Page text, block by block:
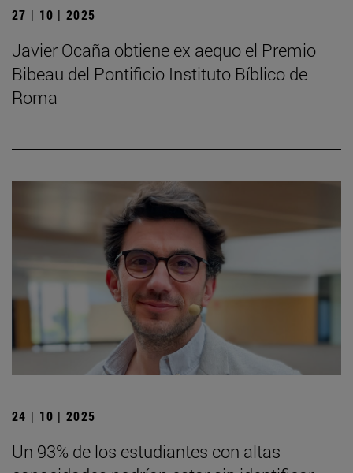
27 | 10 | 2025
Javier Ocaña obtiene ex aequo el Premio
Bibeau del Pontificio Instituto Bíblico de
Roma
24 | 10 | 2025
Un 93% de los estudiantes con altas